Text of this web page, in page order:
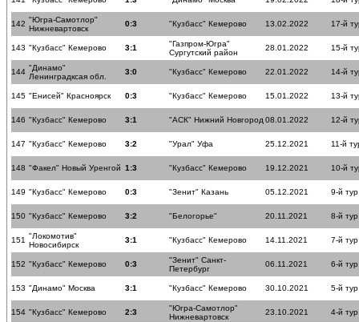
142 "Югра-Самотлор"
Нижневартовск
0:3 "Кузбасс" Кемерово 13.02.2022 17-й
143 "Кузбасс" Кемерово 3:1
"Газпром-Югра"
Сургутский район
28.01.2022 15-й
144 "Динамо"
Ленинградксая обл.
3:0 "Кузбасс" Кемерово 22.01.2022 14-й
145 "Енисей" Красноярск 0:3 "Кузбасс" Кемерово 15.01.2022 13-й
146 "Кузбасс" Кемерово 3:1 "АСК" Нижний Новгород 08.01.2022 12-й
147 "Кузбасс" Кемерово 3:2 "Урал" Уфа 25.12.2021 11-й
148 "Факел" Новый Уренгой 1:3 "Кузбасс" Кемерово 19.12.2021 10-й
149 "Кузбасс" Кемерово 0:3 "Зенит" Казань 05.12.2021 9-й тур
150 "Кузбасс" Кемерово 3:2 "Белогорье" 20.11.2021 8-й тур
151 "Локомотив"
Новосибирск
3:1 "Кузбасс" Кемерово 14.11.2021 7-й тур
152 "Кузбасс" Кемерово 0:3
"Зенит" Санкт-
Петербург
06.11.2021 6-й тур
153 "Динамо" Москва 3:1 "Кузбасс" Кемерово 30.10.2021 5-й тур
154 "Кузбасс" Кемерово 2:3
"Югра-Самотлор"
Нижневартовск
23.10.2021 4-й тур